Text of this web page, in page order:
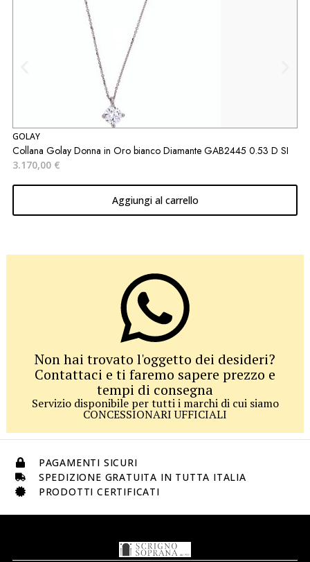
GOLAY
Collana Golay Donna in Oro bianco Diamante GAB2445 0.53 D SI
3.170,00 €
Aggiungi al carrello
Non hai trovato l'oggetto dei desideri?
Contattaci e ti faremo sapere prezzo e
tempi di consegna
Servizio disponibile per tutti i marchi di cui siamo
CONCESSIONARI UFFICIALI
PAGAMENTI SICURI
SPEDIZIONE GRATUITA IN TUTTA ITALIA
PRODOTTI CERTIFICATI